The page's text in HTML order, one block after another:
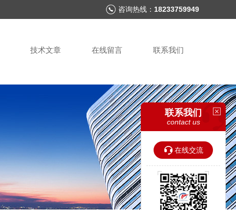
咨询热线： 18233759949
技术文章 在线留言 联系我们
联系我们
contact us
在线交流